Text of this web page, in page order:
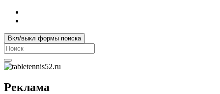
Вкл/выкл формы поиска
Search
for:
Реклама